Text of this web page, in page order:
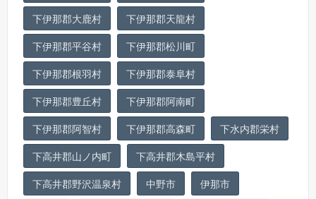
下伊那郡大鹿村
下伊那郡天龍村
下伊那郡平谷村
下伊那郡松川町
下伊那郡根羽村
下伊那郡泰阜村
下伊那郡豊丘村
下伊那郡阿南町
下伊那郡阿智村
下伊那郡高森町
下水内郡栄村
下高井郡山ノ内町
下高井郡木島平村
下高井郡野沢温泉村
中野市
伊那市